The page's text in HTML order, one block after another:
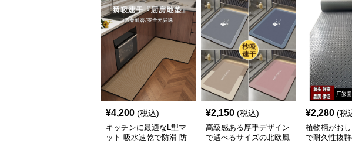
¥4,200 (税込)
キッチンに最適なL型マ
ット 吸水速乾で防滑 防
¥2,150 (税込)
高級感ある厚手デザイン
で選べるサイズの北欧風
¥2,280 (税
植物柄がお
で耐久性抜